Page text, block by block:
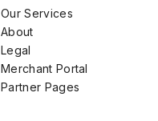
Our Services
About
Legal
Merchant Portal
Partner Pages